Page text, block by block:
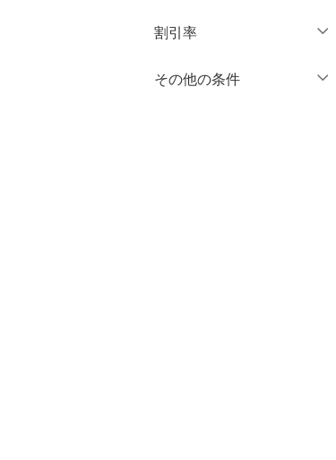
スカート
オールインワン・オーバ
ーオール
クリア 絞り込み
割引率
％OFF～ ％OFF
その他の条件